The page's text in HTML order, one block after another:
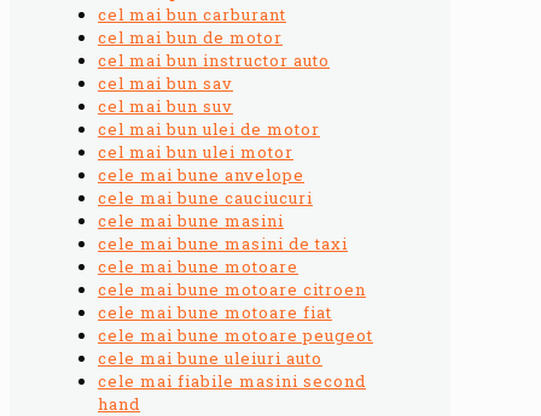
cel mai bun carburant
cel mai bun de motor
cel mai bun instructor auto
cel mai bun sav
cel mai bun suv
cel mai bun ulei de motor
cel mai bun ulei motor
cele mai bune anvelope
cele mai bune cauciucuri
cele mai bune masini
cele mai bune masini de taxi
cele mai bune motoare
cele mai bune motoare citroen
cele mai bune motoare fiat
cele mai bune motoare peugeot
cele mai bune uleiuri auto
cele mai fiabile masini second
hand